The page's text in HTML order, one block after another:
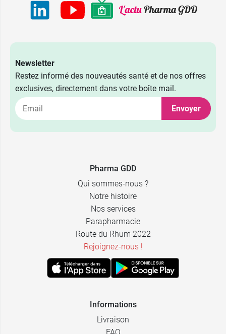
Newsletter
Restez informé des nouveautés santé et de nos offres
exclusives, directement dans votre boîte mail.
Envoyer
Pharma GDD
Qui sommes-nous ?
Notre histoire
Nos services
Parapharmacie
Route du Rhum 2022
Rejoignez-nous !
Informations
Livraison